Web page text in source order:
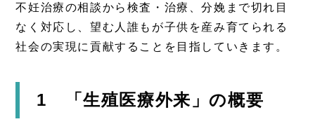
不妊治療の相談から検査・治療、分娩まで切れ目
なく対応し、望む人誰もが子供を産み育てられる
社会の実現に貢献することを目指していきます。
1 「生殖医療外来」の概要